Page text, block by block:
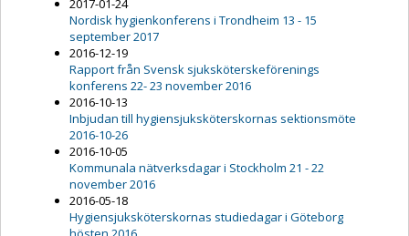
2017-01-24
Nordisk hygienkonferens i Trondheim 13 - 15
september 2017
2016-12-19
Rapport från Svensk sjuksköterskeförenings
konferens 22- 23 november 2016
2016-10-13
Inbjudan till hygiensjuksköterskornas sektionsmöte
2016-10-26
2016-10-05
Kommunala nätverksdagar i Stockholm 21 - 22
november 2016
2016-05-18
Hygiensjuksköterskornas studiedagar i Göteborg